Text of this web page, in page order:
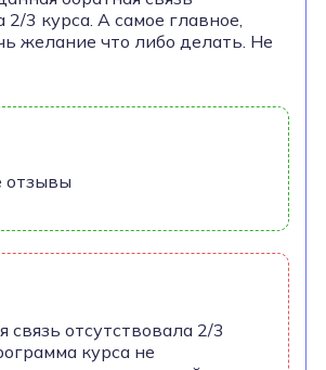
2/3 курса. А самое главное,
желание что либо делать. Не
отзывы
связь отсутствовала 2/3
курса не